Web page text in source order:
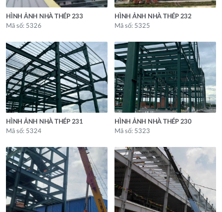
HÌNH ẢNH NHÀ THÉP 233
Mã số: 5326
HÌNH ẢNH NHÀ THÉP 232
Mã số: 5325
HÌNH ẢNH NHÀ THÉP 231
Mã số: 5324
HÌNH ẢNH NHÀ THÉP 230
Mã số: 5323